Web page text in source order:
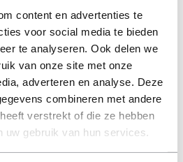
content en advertenties te
voor social media te bieden
te analyseren. Ook delen we
van onze site met onze
adverteren en analyse. Deze
combineren met andere
verstrekt of die ze hebben
uw gebruik van hun services.
Professional (64-Bit, USB
€ 73,00 Excl. BTW
€ 88,33 Incl. BTW